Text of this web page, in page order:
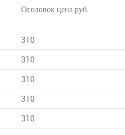
Оголовок цена руб.
310
310
310
310
310